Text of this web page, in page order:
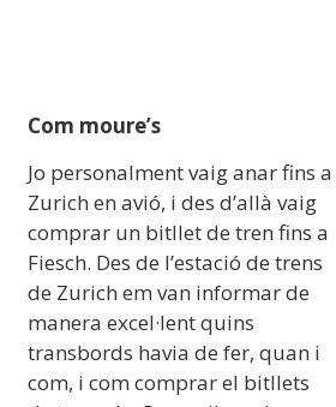
Com moure’s
Jo personalment vaig anar fins a
Zurich en avió, i des d’allà vaig
comprar un bitllet de tren fins a
Fiesch. Des de l’estació de trens
de Zurich em van informar de
manera excel·lent quins
transbords havia de fer, quan i
com, i com comprar el bitllets